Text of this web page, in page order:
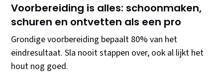
Voorbereiding is alles: schoonmaken,
schuren en ontvetten als een pro
Grondige voorbereiding bepaalt 80% van het
eindresultaat. Sla nooit stappen over, ook al lijkt het
hout nog goed.